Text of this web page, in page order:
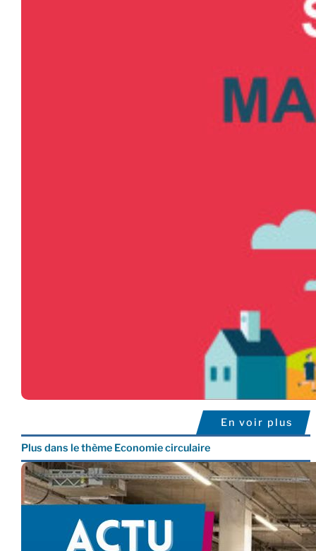
En voir plus
Plus dans le thème Economie circulaire